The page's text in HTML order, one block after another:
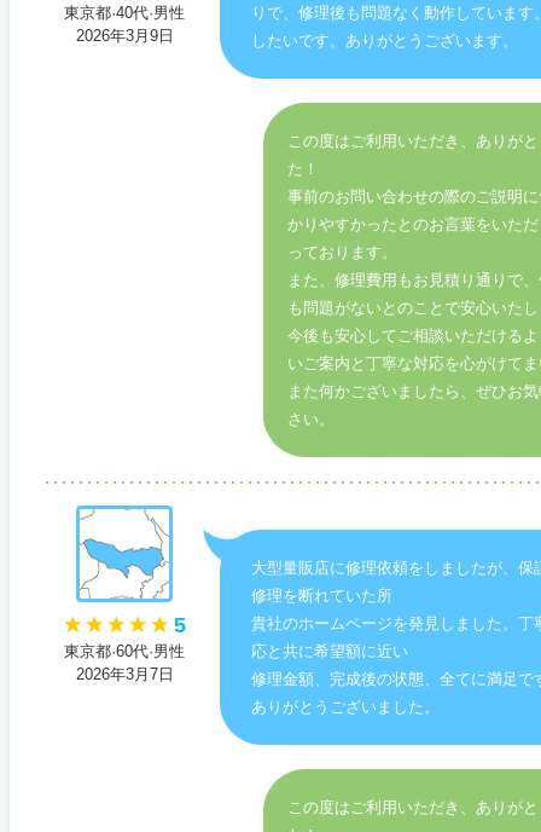
東京都·40代·男性
2026年3月9日
りで、修理後も問題なく動作しています
したいです。ありがとうございます。
この度はご利用いただき、ありが
た！
事前のお問い合わせの際のご説明
かりやすかったとのお言葉をいた
っております。
また、修理費用もお見積り通りで
も問題がないとのことで安心いた
今後も安心してご相談いただける
いご案内と丁寧な対応を心がけて
また何かございましたら、ぜひお
さい。
5
東京都·60代·男性
2026年3月7日
大型量販店に修理依頼をしましたが、保
修理を断れていた所
貴社のホームページを発見しました。丁
応と共に希望額に近い
修理金額、完成後の状態、全てに満足で
ありがとうございました。
この度はご利用いただき、ありが